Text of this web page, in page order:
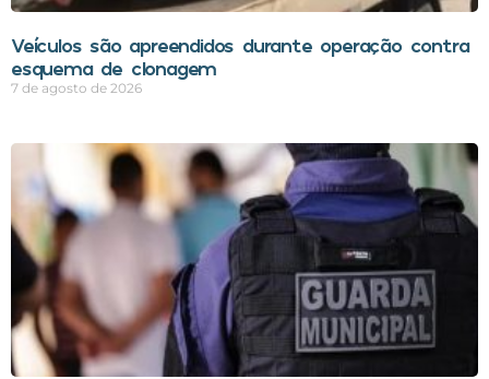
Veículos são apreendidos durante operação contra
esquema de clonagem
7 de agosto de 2026